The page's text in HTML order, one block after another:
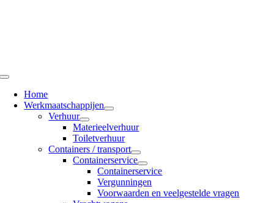
Toggle
NavigationHome
Werkmaatschappijen
Verhuur
Materieelverhuur
Toiletverhuur
Containers / transport
Containerservice
Containerservice
Vergunningen
Voorwaarden en veelgestelde vragen